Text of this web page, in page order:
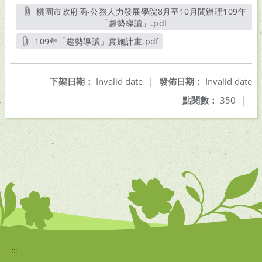
桃園市政府函-公務人力發展學院8月至10月間辦理109年
「趨勢導讀」.pdf另開新視窗
109年「趨勢導讀」實施計畫.pdf
發佈日期： Invalid date
下架日期： Invalid date
|
點閱數： 350 |
:::